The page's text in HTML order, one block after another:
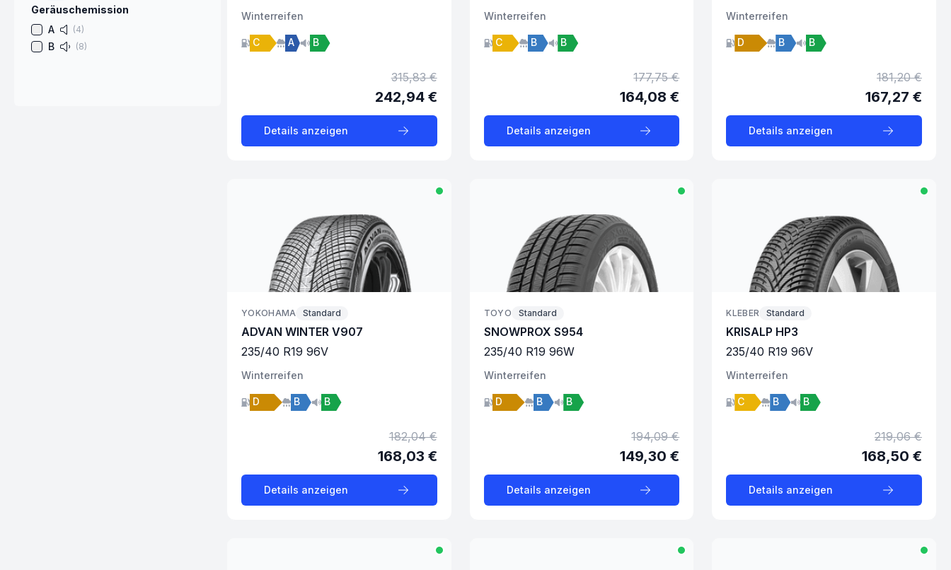
Geräuschemission
A
(4)
B (8)
Winterreifen
C A B
315,83 €
242,94 €
Details anzeigen
Winterreifen
C B B
177,75 €
164,08 €
Details anzeigen
Winterreifen
D B B
181,20 €
167,27 €
Details anzeigen
YOKOHAMA Standard
ADVAN WINTER V907
235/40 R19 96V
Winterreifen
D B B
182,04 €
168,03 €
Details anzeigen
TOYO Standard
SNOWPROX S954
235/40 R19 96W
Winterreifen
D B B
194,09 €
149,30 €
Details anzeigen
KLEBER Standard
KRISALP HP3
235/40 R19 96V
Winterreifen
C B B
219,06 €
168,50 €
Details anzeigen